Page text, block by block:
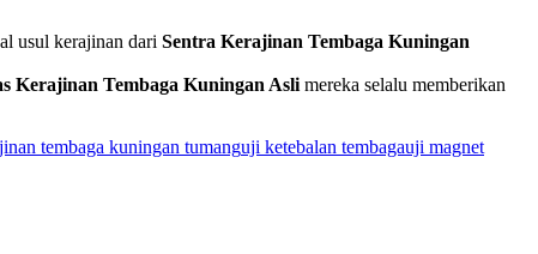
usul kerajinan dari Sentra Kerajinan Tembaga Kuningan
Kerajinan Tembaga Kuningan Asli mereka selalu memberikan
tembaga kuningan tumanguji ketebalan tembagauji magnet